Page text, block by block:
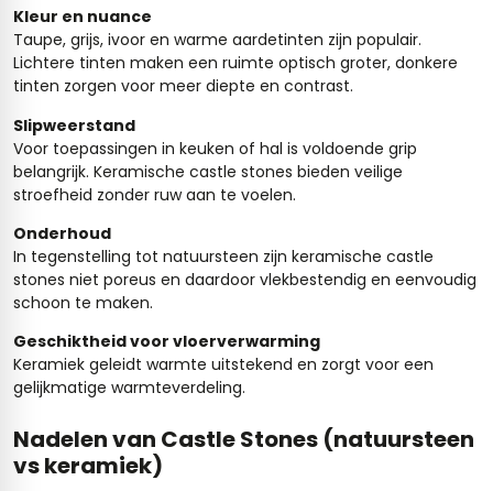
Kleur en nuance
Taupe, grijs, ivoor en warme aardetinten zijn populair.
Lichtere tinten maken een ruimte optisch groter, donkere
tinten zorgen voor meer diepte en contrast.
Slipweerstand
Voor toepassingen in keuken of hal is voldoende grip
belangrijk. Keramische castle stones bieden veilige
stroefheid zonder ruw aan te voelen.
Onderhoud
In tegenstelling tot natuursteen zijn keramische castle
stones niet poreus en daardoor vlekbestendig en eenvoudig
schoon te maken.
Geschiktheid voor vloerverwarming
Keramiek geleidt warmte uitstekend en zorgt voor een
gelijkmatige warmteverdeling.
Nadelen van Castle Stones (natuursteen
vs keramiek)